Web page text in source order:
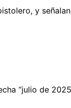
y
“julio de